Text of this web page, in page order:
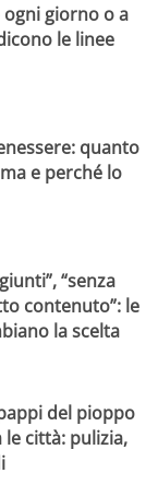
giorno o a
le linee
quanto
e perché lo
“senza
contenuto”: le
la scelta
del pioppo
città: pulizia,